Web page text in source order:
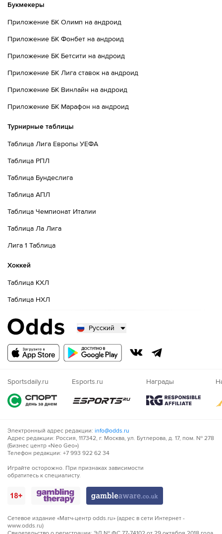
Букмекеры
Приложение БК Олимп на андроид
Приложение БК Фонбет на андроид
Приложение БК Бетсити на андроид
Приложение БК Лига ставок на андроид
Приложение БК Винлайн на андроид
Приложение БК Марафон на андроид
Турнирные таблицы
Таблица Лига Европы УЕФА
Таблица РПЛ
Таблица Бундеслига
Таблица АПЛ
Таблица Чемпионат Италии
Таблица Ла Лига
Лига 1 Таблица
Хоккей
Таблица КХЛ
Таблица НХЛ
Русский
Русский
Nigeria
Sportsdaily.ru Esports.ru Награды
Электронный адрес редакции: info@odds.ru
Адрес редакции: Россия, 117342, г. Москва, ул. Бутлерова, д. 17, пом. № 278
(Бизнес центр «Neo Geo»)
Телефон редакции: +7 993 922 62 34
Играйте осторожно. При признаках зависимости
обратитесь к специалисту.
Сетевое издание «Матч-центр odds.ru» (адрес в сети Интернет -
www.odds.ru)